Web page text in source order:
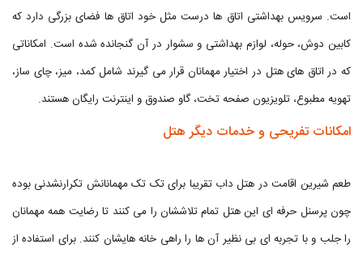
است. سرویس بهداشتی اتاق ها درست مثل خود اتاق ها فضای بزرگی دارد که
کابین دوش، حوله، لوازم بهداشتی و سشوار در آن گنجانده شده است. امکاناتی
که در اتاق های هتل در اختیار مهمانان قرار می گیرند شامل کمد،‌ میز، چای ساز،
تهویه مطبوع، تلویزیون صفحه تخت، گاو صندوق و اینترنت رایگان هستند.
امکانات تفریحی و خدمات دیگر هتل
طعم شیرین اقامت در هتل داب تقریبا برای تک تک مهمانانش تکرارنشدنی بوده
چون پرسنل حرفه ای این هتل تمام تلاششان را می کنند تا رضایت همه مهمانان
را جلب و با تجربه ای بی نظیر آن ها را راهی خانه هایشان کنند. برای استفاده از